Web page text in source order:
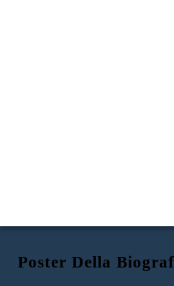
Poster Della